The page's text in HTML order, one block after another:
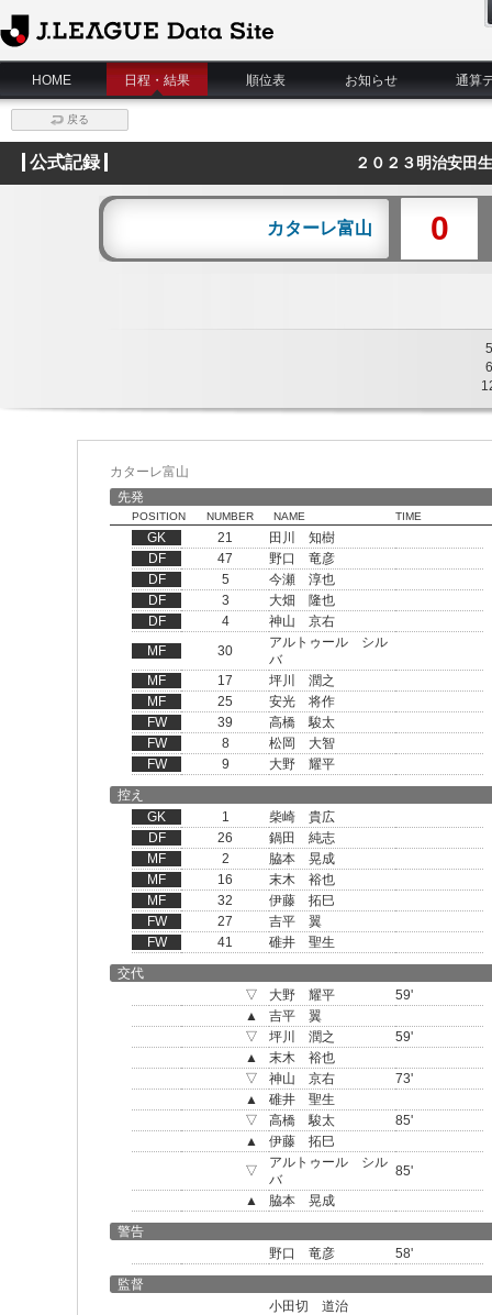
J.League Data Site
HOME
日程・結果 順位表 お知らせ 通算
戻る
公式記録 ２０２３明治安田
カターレ富山 0
5
6
カターレ富山
先発
POSITION NUMBER NAME TIME
GK 21
田川 知樹
DF
47
野口 竜彦
DF
5
今瀬 淳也
DF
3
大畑 隆也
DF
4
神山 京右
MF
30
アルトゥール シル
バ
MF
17
坪川 潤之
MF
25
安光 将作
FW
39
高橋 駿太
FW
8
松岡 大智
FW
9
大野 耀平
控え
GK
1
柴崎 貴広
DF
26
鍋田 純志
MF
2
脇本 晃成
MF
16
末木 裕也
MF
32
伊藤 拓巳
FW
27
吉平 翼
FW
41
碓井 聖生
交代
▽
大野 耀平
59'
▲
吉平 翼
▽
坪川 潤之
59'
▲
末木 裕也
▽
神山 京右
73'
▲
碓井 聖生
▽
高橋 駿太
85'
▲
伊藤 拓巳
▽
アルトゥール シル
バ
85'
▲
脇本 晃成
警告
野口 竜彦
58'
監督
小田切 道治